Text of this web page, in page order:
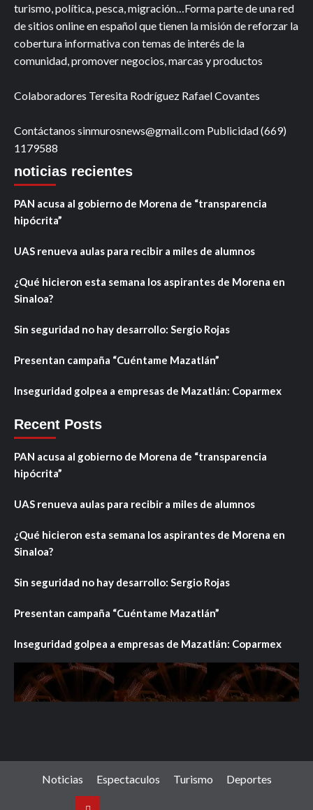
turismo, política, pesca, migración…Forma parte de una red
de sitios online en español que tienen la misión de reforzar la
cobertura informativa con temas de interés de la
comunidad, promover negocios, marcas y productos
Colaboradores Teresita Rodríguez Rafael Covantes
Contáctanos sinmurosnews@gmail.com Publicidad (669)
1179588
noticias recientes
PAN acusa al gobierno de Morena de “transparencia
hipócrita”
UAS renueva aulas para recibir a miles de alumnos
¿Qué hicieron esta semana los aspirantes de Morena en
Sinaloa?
Sin seguridad no hay desarrollo: Sergio Rojas
Presentan campaña “Cuéntame Mazatlán”
Inseguridad golpea a empresas de Mazatlán: Coparmex
Recent Posts
PAN acusa al gobierno de Morena de “transparencia
hipócrita”
UAS renueva aulas para recibir a miles de alumnos
¿Qué hicieron esta semana los aspirantes de Morena en
Sinaloa?
Sin seguridad no hay desarrollo: Sergio Rojas
Presentan campaña “Cuéntame Mazatlán”
Inseguridad golpea a empresas de Mazatlán: Coparmex
Noticias Espectaculos Turismo Deportes